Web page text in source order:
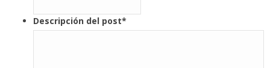
Descripción del post*